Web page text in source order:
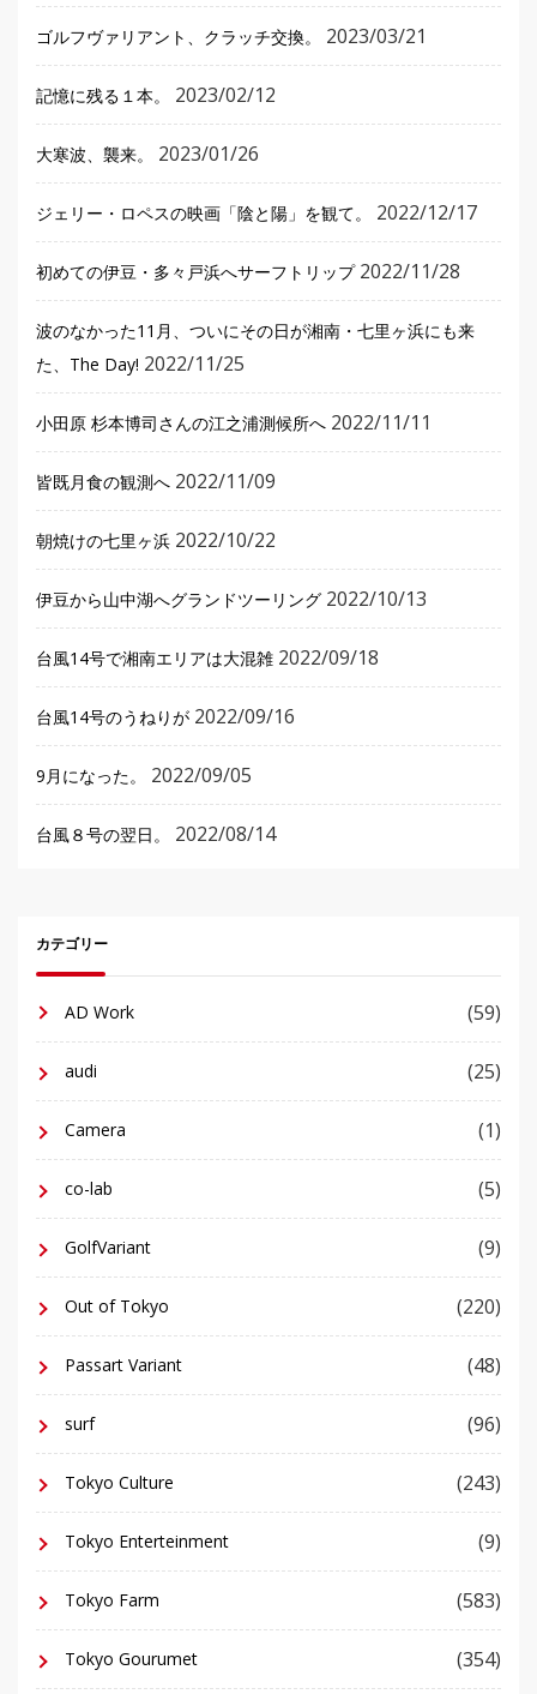
ゴルフヴァリアント、クラッチ交換。 2023/03/21
記憶に残る１本。 2023/02/12
大寒波、襲来。 2023/01/26
ジェリー・ロペスの映画「陰と陽」を観て。 2022/12/17
初めての伊豆・多々戸浜へサーフトリップ 2022/11/28
波のなかった11月、ついにその日が湘南・七里ヶ浜にも来
た、The Day! 2022/11/25
小田原 杉本博司さんの江之浦測候所へ 2022/11/11
皆既月食の観測へ 2022/11/09
朝焼けの七里ヶ浜 2022/10/22
伊豆から山中湖へグランドツーリング 2022/10/13
台風14号で湘南エリアは大混雑 2022/09/18
台風14号のうねりが 2022/09/16
9月になった。 2022/09/05
台風８号の翌日。 2022/08/14
カテゴリー
AD Work (59)
audi (25)
Camera (1)
co-lab (5)
GolfVariant (9)
Out of Tokyo (220)
Passart Variant (48)
surf (96)
Tokyo Culture (243)
Tokyo Enterteinment (9)
Tokyo Farm (583)
Tokyo Gourumet (354)